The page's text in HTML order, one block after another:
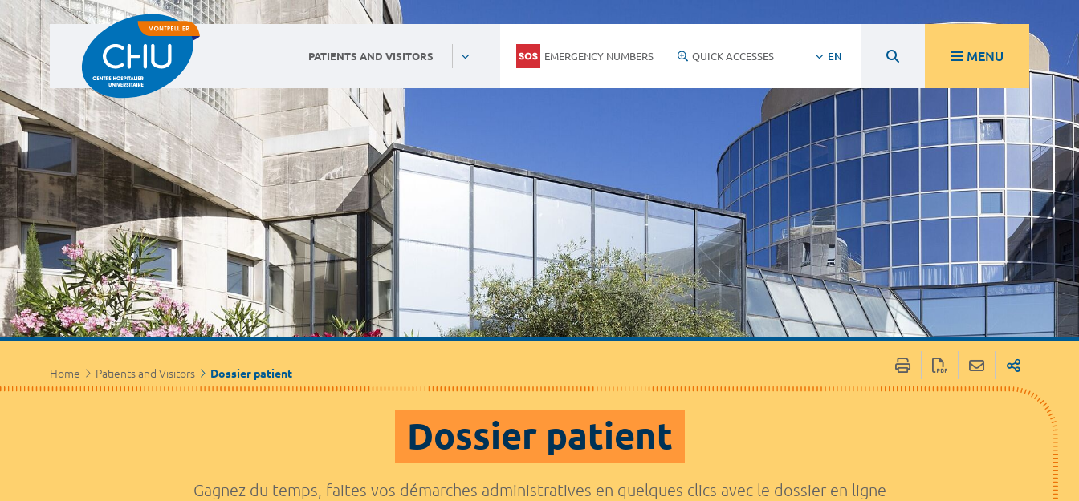
PATIENTS AND VISITORS EMERGENCY NUMBERS QUICK ACCESSES EN MENU
Home Patients and Visitors Dossier patient
Dossier patient
Gagnez du temps, faites vos démarches administratives en quelques clics avec le dossier en ligne